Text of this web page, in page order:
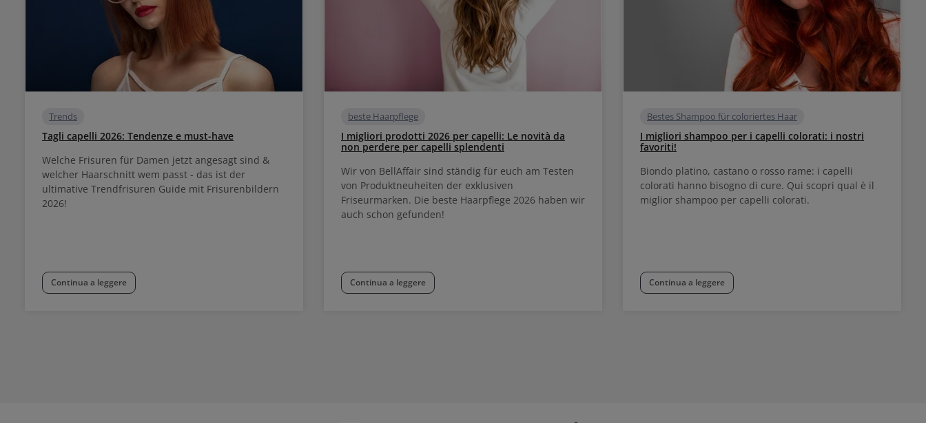
Trends
Tagli capelli 2026: Tendenze e must-have
Welche Frisuren für Damen jetzt angesagt sind &
welcher Haarschnitt wem passt - das ist der
ultimative Trendfrisuren Guide mit Frisurenbildern
2026!
Continua a leggere
beste Haarpflege
I migliori prodotti 2026 per capelli: Le novità da
non perdere per capelli splendenti
Wir von BellAffair sind ständig für euch am Testen
von Produktneuheiten der exklusiven
Friseurmarken. Die beste Haarpflege 2026 haben wir
auch schon gefunden!
Continua a leggere
Bestes Shampoo für coloriertes Haar
I migliori shampoo per i capelli colorati: i nostri
favoriti!
Biondo platino, castano o rosso rame: i capelli
colorati hanno bisogno di cure. Qui scopri qual è il
miglior shampoo per capelli colorati.
Continua a leggere